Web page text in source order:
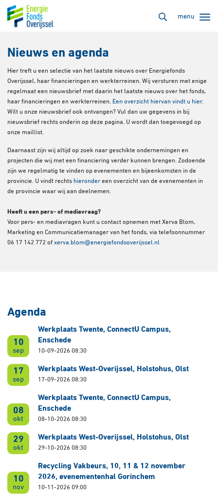
menu
Nieuws en agenda
Hier treft u een selectie van het laatste nieuws over Energiefonds
Overijssel, haar financieringen en werkterreinen. Wij versturen met enige
regelmaat een nieuwsbrief met daarin het laatste nieuws over het fonds,
haar financieringen en werkterreinen. Een overzicht hiervan vindt u hier.
Wilt u onze nieuwsbrief ook ontvangen? Vul dan uw gegevens in bij
nieuwsbrief rechts onderin op deze pagina. U wordt dan toegevoegd op
onze maillist.
Daarnaast zijn wij altijd op zoek naar geschikte ondernemingen en
projecten die wij met een financiering verder kunnen brengen. Zodoende
zijn we regelmatig te vinden op evenementen en bijeenkomsten in de
provincie. U vindt rechts hieronder een overzicht van de evenementen in
de provincie waar wij aan deelnemen.
Heeft u een pers- of mediavraag?
Voor pers- en mediavragen kunt u contact opnemen met Xerva Blom,
Marketing en Communicatiemanager van het fonds, via telefoonnummer
06 17 142 772 of xerva.blom@energiefondsoverijssel.nl
Agenda
10
sep
Werkplaats Twente, ConnectU Campus,
Enschede
10-09-2026 08:30
17
sep
Werkplaats West-Overijssel, Holstohus, Olst
17-09-2026 08:30
08
okt
Werkplaats Twente, ConnectU Campus,
Enschede
08-10-2026 08:30
29
okt
Werkplaats West-Overijssel, Holstohus, Olst
29-10-2026 08:30
10
nov
Recycling Vakbeurs, 10, 11 & 12 november
2026, evenementenhal Gorinchem
10-11-2026 09:00